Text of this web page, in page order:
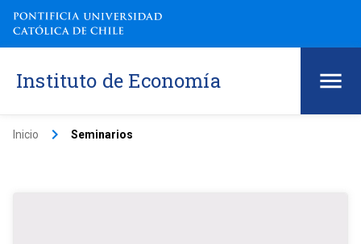
Instituto de Economía
Inicio keyboard_arrow_right Seminarios